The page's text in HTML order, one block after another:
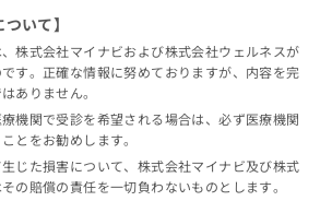
いて】
株式会社マイナビおよび株式会社ウェルネスが
す。正確な情報に努めておりますが、内容を完
ありません。
機関で受診を希望される場合は、必ず医療機関
とをお勧めします。
じた損害について、株式会社マイナビ及び株式
の賠償の責任を一切負わないものとします。